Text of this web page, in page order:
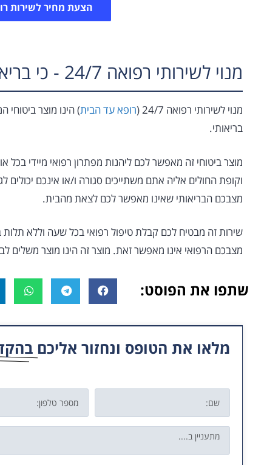
הצעת מחיר לשירות
מנוי לשירותי רפואה 24/7 - כי בריאות המשפחה מעל הכול!
מנוי לשירותי רפואה 24/7 ( רופא עד הבית) הינו מוצר
בריאותי.
מוצר ביטוחי זה מאפשר לכם ליהנות מפתרון רפואי מיידי
וקופת החולים אליה אתם משתייכים סגורה ו/או אינכם
מצבכם הבריאותי שאינו מאפשר לכם לצאת מהבית.
שירות זה מבטיח לכם קבלת טיפול רפואי בכל שעה וללא
מצבכם הרפואי אינו מאפשר זאת. מוצר זה הינו מוצר משלים
שתפו את הפוסט:
מלאו את הטופס ונחזור אליכם